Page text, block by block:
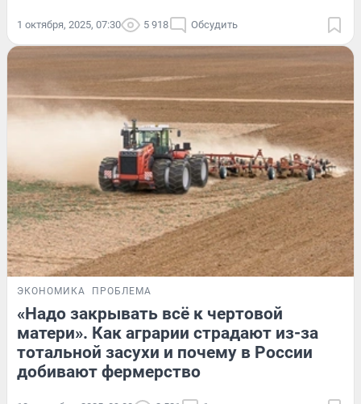
1 октября, 2025, 07:30 5 918 Обсудить
ЭКОНОМИКА ПРОБЛЕМА
«Надо закрывать всё к чертовой
матери». Как аграрии страдают из-за
тотальной засухи и почему в России
добивают фермерство